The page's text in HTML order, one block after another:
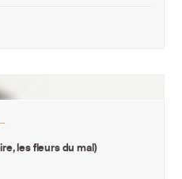
les fleurs du mal)